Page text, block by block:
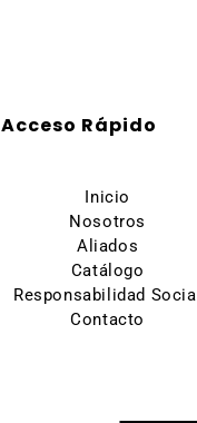
Acceso Rápido
Inicio
Nosotros
Aliados
Catálogo
Responsabilidad Social
Contacto